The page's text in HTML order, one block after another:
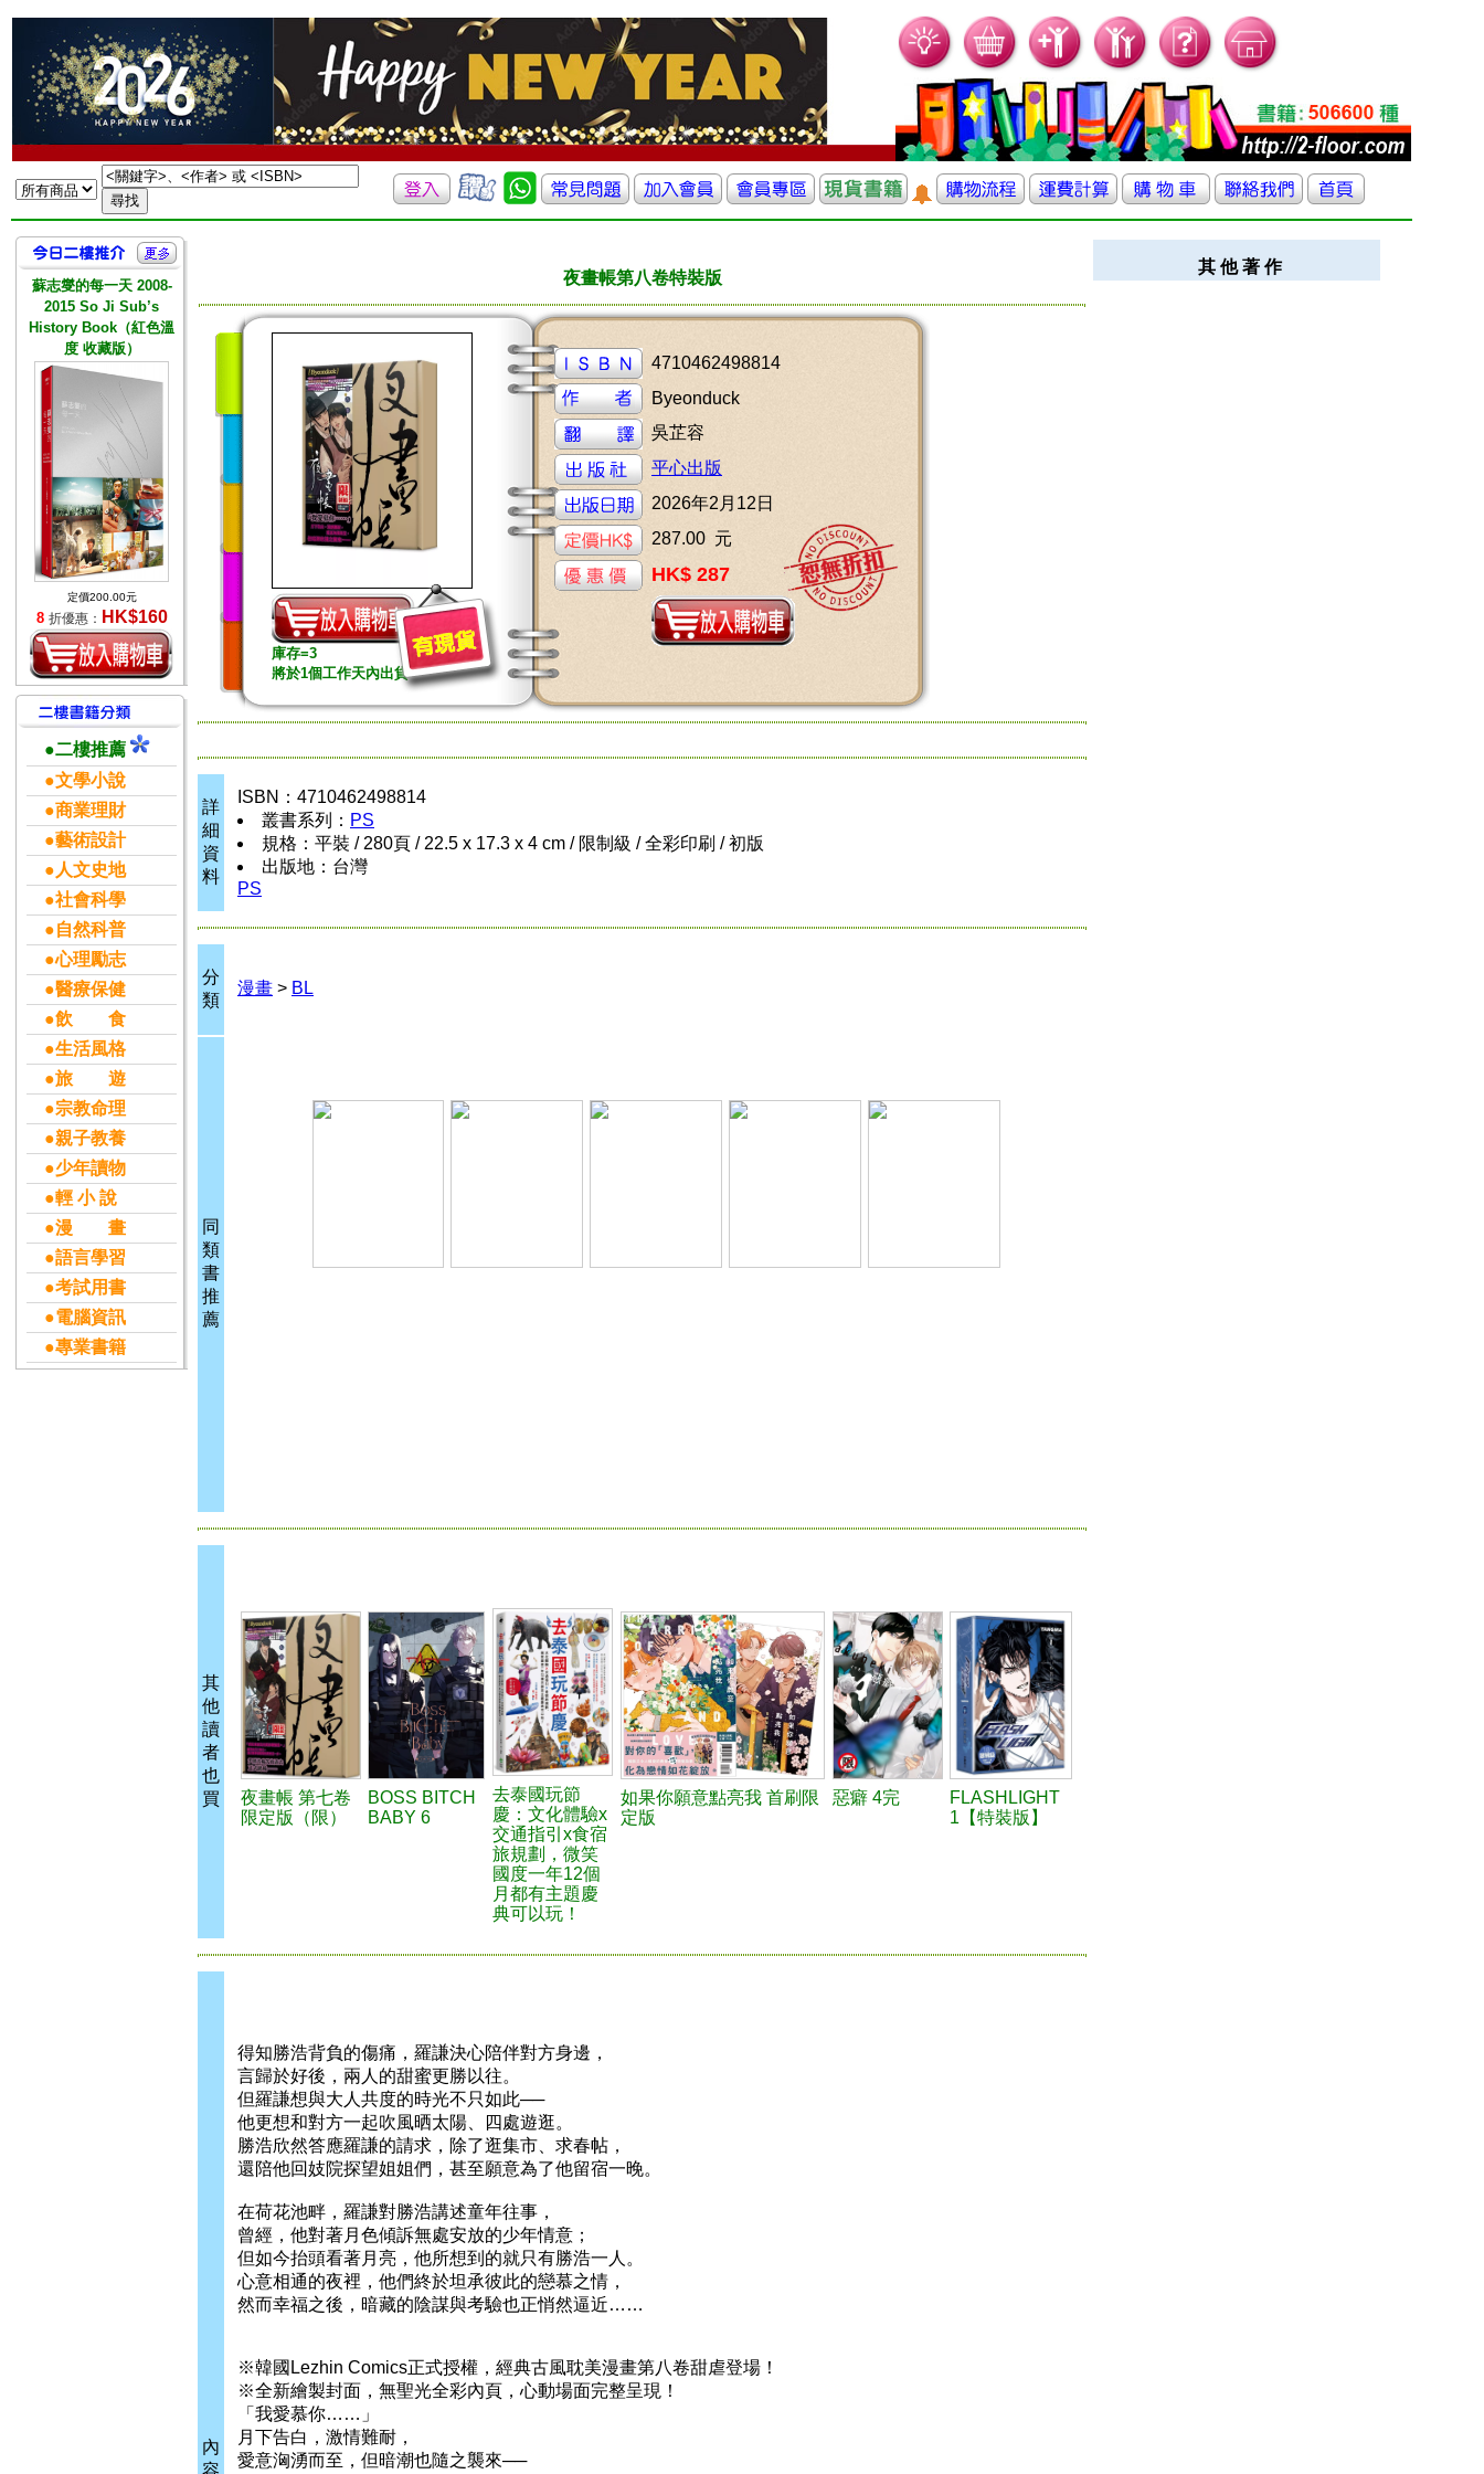
蘇志燮的每一天 2008-
2015 So Ji Sub’s
History Book（紅色溫
度 收藏版）
定價200.00元
8 折優惠： HK$160
●二樓推薦
●文學小說
●商業理財
●藝術設計
●人文史地
●社會科學
●自然科普
●心理勵志
●醫療保健
●飲 食
●生活風格
●旅 遊
●宗教命理
●親子教養
●少年讀物
●輕 小 說
●漫 畫
●語言學習
●考試用書
●電腦資訊
●專業書籍
夜畫帳第八卷特裝版
庫存=3
將於1個工作天內出貨
4710462498814
Byeonduck
吳芷容
平心出版
2026年2月12日
287.00 元
HK$ 287
詳
細
資
料
ISBN：4710462498814
叢書系列： PS
規格：平裝 / 280頁 / 22.5 x 17.3 x 4 cm / 限制級 / 全彩印刷 / 初版
出版地：台灣
PS
分
類
漫畫 > BL
同
類
書
推
薦
其
他
讀
者
也
買
夜畫帳 第七卷
限定版（限）
BOSS BITCH
BABY 6
去泰國玩節
慶：文化體驗x
交通指引x食宿
旅規劃，微笑
國度一年12個
月都有主題慶
典可以玩！
如果你願意點亮我 首刷限
定版
惡癖 4完
FLASHLIGHT
1【特裝版】
內
容
得知勝浩背負的傷痛，羅謙決心陪伴對方身邊，
言歸於好後，兩人的甜蜜更勝以往。
但羅謙想與大人共度的時光不只如此──
他更想和對方一起吹風晒太陽、四處遊逛。
勝浩欣然答應羅謙的請求，除了逛集市、求春帖，
還陪他回妓院探望姐姐們，甚至願意為了他留宿一晚。
在荷花池畔，羅謙對勝浩講述童年往事，
曾經，他對著月色傾訴無處安放的少年情意；
但如今抬頭看著月亮，他所想到的就只有勝浩一人。
心意相通的夜裡，他們終於坦承彼此的戀慕之情，
然而幸福之後，暗藏的陰謀與考驗也正悄然逼近……
※韓國Lezhin Comics正式授權，經典古風耽美漫畫第八卷甜虐登場！
※全新繪製封面，無聖光全彩內頁，心動場面完整呈現！
「我愛慕你……」
月下告白，激情難耐，
愛意洶湧而至，但暗潮也隨之襲來──
其 他 著 作